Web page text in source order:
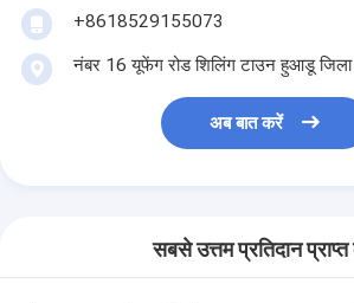
कार्टन कन्वेयर सिस्टम
वेयरहाउस शटल सिस्टम
कन्वेयर सॉर्टिंग सिस्टम
+8618529155073
नंबर 16 यूफेंग रोड शिलिंग टाउन हुआडू
अब बात करें
सबसे उत्तम प्रतिदान